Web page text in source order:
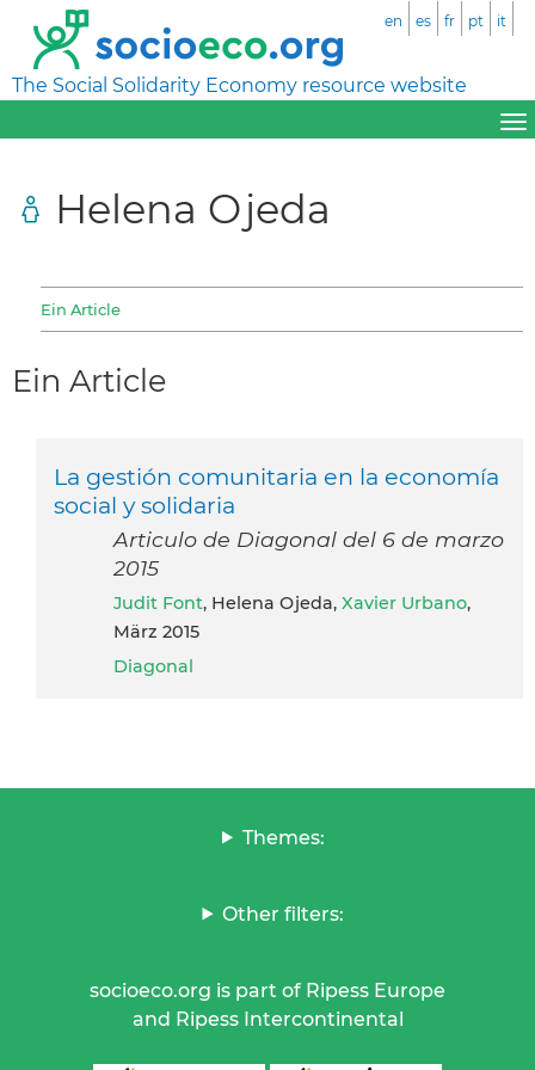
The Social Solidarity Economy resource website
en es fr pt it
Helena Ojeda
Ein Article
Ein Article
La gestión comunitaria en la economía
social y solidaria
Articulo de Diagonal del 6 de marzo
2015
Judit Font, Helena Ojeda, Xavier Urbano,
März 2015
Diagonal
Themes:
Other filters:
socioeco.org is part of Ripess Europe
and Ripess Intercontinental